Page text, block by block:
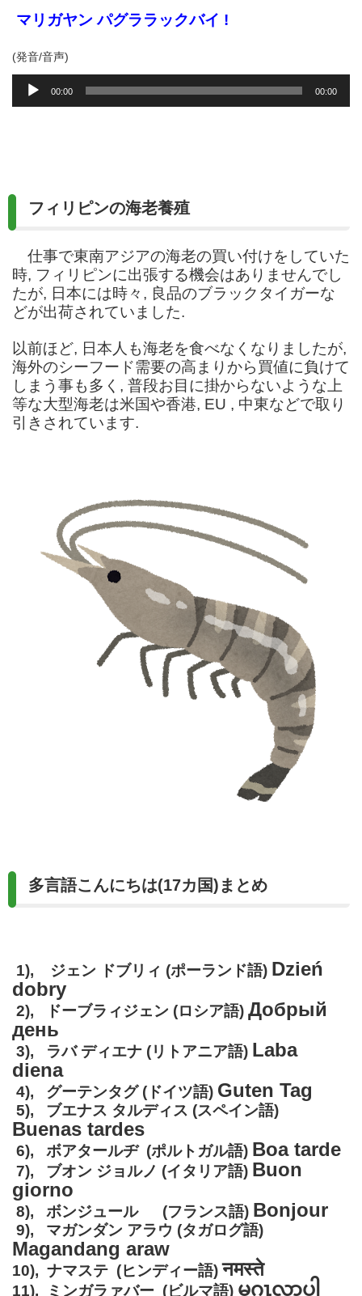
マリガヤン パグララックバイ !
(発音/音声)
00:00 00:00
フィリピンの海老養殖
仕事で東南アジアの海老の買い付けをしていた
時, フィリピンに出張する機会はありませんでし
たが, 日本には時々, 良品のブラックタイガーな
どが出荷されていました.
以前ほど, 日本人も海老を食べなくなりましたが,
海外のシーフード需要の高まりから買値に負けて
しまう事も多く, 普段お目に掛からないような上
等な大型海老は米国や香港, EU , 中東などで取り
引きされています.
多言語こんにちは(17カ国)まとめ
1), ジェン ドブリィ (ポーランド語) Dzień
dobry
2), ドーブラィジェン (ロシア語) Добрый
день
3), ラバ ディエナ (リトアニア語) Laba
diena
4), グーテンタグ (ドイツ語) Guten Tag
5), ブエナス タルディス (スペイン語)
Buenas tardes
6), ボアタールヂ (ポルトガル語) Boa tarde
7), ブオン ジョルノ (イタリア語) Buon
giorno
8), ボンジュール (フランス語) Bonjour
9), マガンダン アラウ (タガログ語)
Magandang araw
10), ナマステ (ヒンディー語)नमस्ते
11), ミンガラァバー (ビルマ語) မဂၤလာပါ